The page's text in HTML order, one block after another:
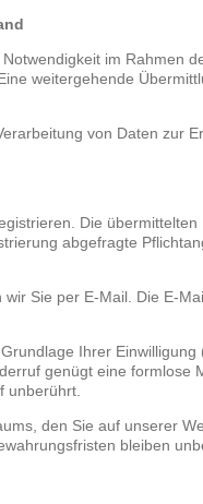
im Rahmen
weitergehende
von Daten zur
Die
abgefragte
Sie per E-Mail. Die E-
Ihrer Einwilligung
genügt eine formlose
unberührt.
den Sie auf unserer
bleiben